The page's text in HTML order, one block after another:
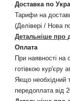
Доставка по
Тарифи на
(Делівері / Нова
Детальніше про
Оплата
При наявності на
готівкою кур'єру
Якщо необхідний
передоплата від